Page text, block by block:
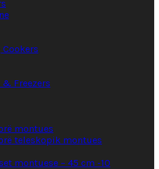
Freezers
montues
teleskopik montues
montuese – 45 cm -10